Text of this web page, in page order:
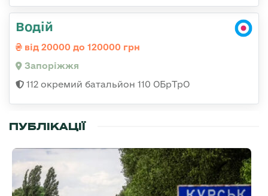
Водій
від 20000 до 120000 грн
Запоріжжя
112 окремий батальйон 110 ОБрТрО
ПУБЛІКАЦІЇ